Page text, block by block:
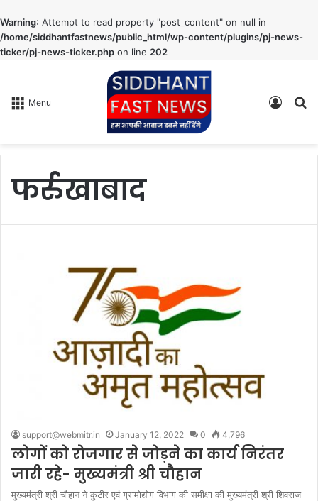
Warning: Attempt to read property "post_content" on null in
/home/siddhantfastnews/public_html/wp-content/plugins/pj-news-
ticker/pj-news-ticker.php on line 202
Menu
Log
फर्रुखाबाद
support@webmitr.in January 12, 2022 0 4,796
लोगों को रोजगार से जोड़ने का कार्य निरंतर
जारी रहे- मुख्यमंत्री श्री चौहान
मुख्यमंत्री श्री चौहान ने कुटीर एवं ग्रामोद्योग विभाग की समीक्षा की मुख्यमंत्री श्री शिवराज